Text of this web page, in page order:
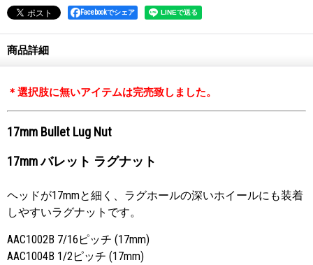
Facebookでシェア
商品詳細
＊選択肢に無いアイテムは完売致しました。
17mm Bullet Lug Nut
17mm バレット ラグナット
ヘッドが17mmと細く、ラグホールの深いホイールにも装着
しやすいラグナットです。
AAC1002B 7/16ピッチ (17mm)
AAC1004B 1/2ピッチ (17mm)